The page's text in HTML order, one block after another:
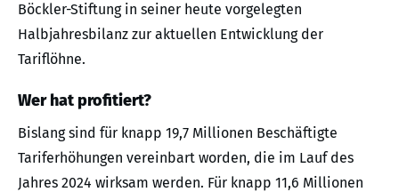
Böckler-Stiftung in seiner heute vorgelegten
Halbjahresbilanz zur aktuellen Entwicklung der
Tariflöhne.
Wer hat profitiert?
Bislang sind für knapp 19,7 Millionen Beschäftigte
Tariferhöhungen vereinbart worden, die im Lauf des
Jahres 2024 wirksam werden. Für knapp 11,6 Millionen